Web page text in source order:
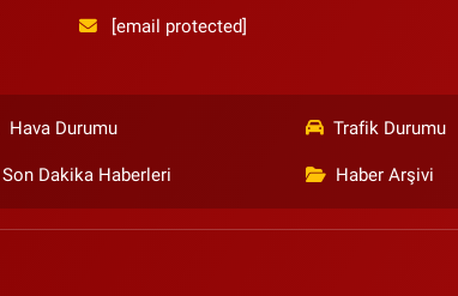
[email protected]
Hava Durumu Trafik Durumu
Son Dakika Haberleri Haber Arşivi